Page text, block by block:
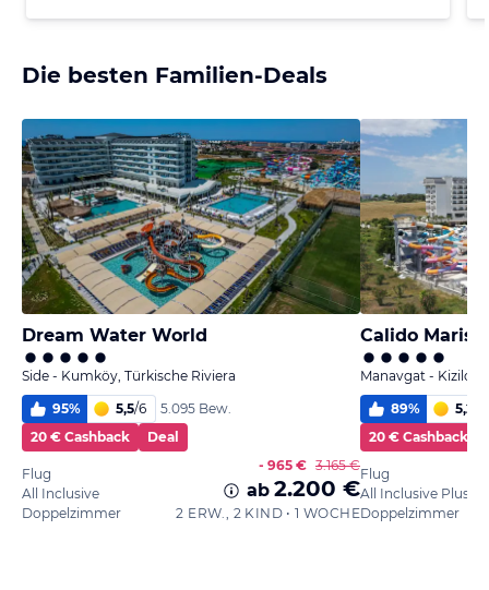
Die besten Familien-Deals
Dream Water World
Side - Kumköy, Türkische Riviera
95% 5,5/6
5.095 Bew.
20 € Cashback
Deal
Flug
All Inclusive
Doppelzimmer
- 965 € 3.165 €
ab 2.200 €
2 ERW., 2 KIND • 1 WOCHE
Calido Maris
Manavgat - Kizilot,
89% 5,2
20 € Cashback
Flug
All Inclusive Plus
Doppelzimmer